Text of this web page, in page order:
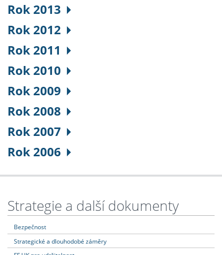
Rok 2013
Rok 2012
Rok 2011
Rok 2010
Rok 2009
Rok 2008
Rok 2007
Rok 2006
Strategie a další dokumenty
Bezpečnost
Strategické a dlouhodobé záměry